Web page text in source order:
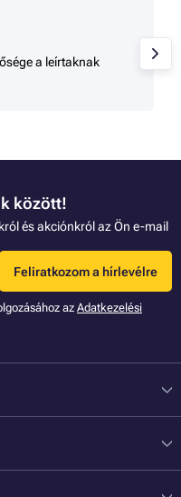
a leírtaknak
között!
és akciónkról az Ön e-mail
Feliratkozom a hírlevélre
az Adatkezelési